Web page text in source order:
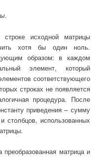
исходной матрицы
хотя бы один ноль.
образом: в каждом
элемент, который
соответствующего
строках не появляется
процедура. После
приведения – сумму
столбцов, использованных
матрица и